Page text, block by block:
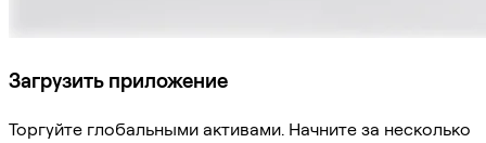
Загрузить приложение
Торгуйте глобальными активами. Начните за несколько